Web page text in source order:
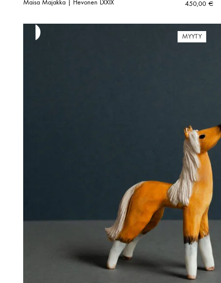
Maisa Majakka | Hevonen LXXIX 450,00 €
MYYTY